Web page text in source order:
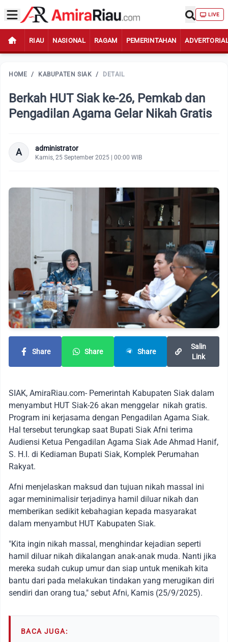
LIVE
RIAU NASIONAL RAGAM PEMERINTAHAN
HOME / KABUPATEN SIAK / DETAIL
Berkah HUT Siak ke-26, Pemkab dan
Pengadilan Agama Gelar Nikah Gratis
A administrator
Kamis, 25 September 2025 | 00:00 WIB
Share Share Share
Salin
Link
SIAK, AmiraRiau.com- Pemerintah Kabupaten Siak dalam
menyambut HUT Siak-26 akan menggelar nikah gratis.
Program ini kerjasama dengan Pengadilan Agama Siak.
Hal tersebut terungkap saat Bupati Siak Afni terima
Audiensi Ketua Pengadilan Agama Siak Ade Ahmad Hanif,
S. H.I. di Kediaman Bupati Siak, Komplek Perumahan
Rakyat.
Afni menjelaskan maksud dan tujuan nikah massal ini
agar meminimalisir terjadinya hamil diluar nikah dan
memberikan sedikit kebahagian kepada masyarakat
dalam menyambut HUT Kabupaten Siak.
"Kita ingin nikah massal, menghindar kejadian seperti
hamil diluar nikah dikalangan anak-anak muda. Nanti jika
mereka sudah cukup umur dan siap untuk menikah kita
bantu dari pada melakukan tindakan yang merugikan diri
sendiri dan orang tua," sebut Afni, Kamis (25/9/2025).
BACA JUGA: